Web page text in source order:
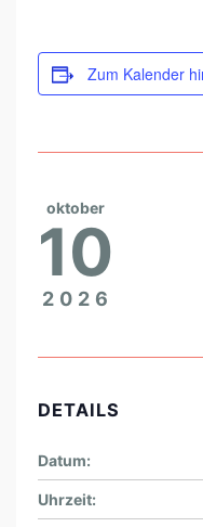
M
B
R
B
A
R
Zum Kalender
oktober
10
2026
DETAILS
Datum:
Uhrzeit: